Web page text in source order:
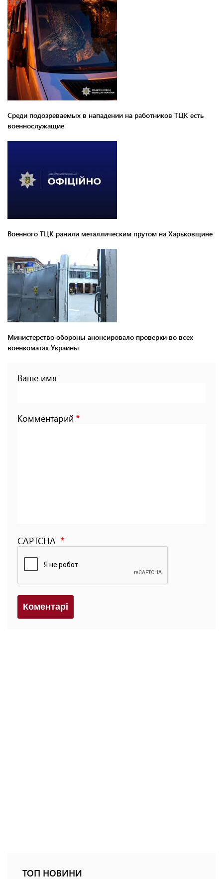
Среди подозреваемых в нападении на работников ТЦК есть
военнослужащие
Военного ТЦК ранили металлическим прутом на Харьковщине
Министерство обороны анонсировало проверки во всех
военкоматах Украины
Ваше имя
Комментарий
CAPTCHA
Коментарi
ТОП НОВИНИ